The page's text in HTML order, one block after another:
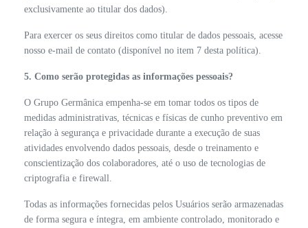
exclusivamente ao titular dos dados).
Para exercer os seus direitos como titular de dados pessoais, acesse
nosso e-mail de contato (disponível no item 7 desta política).
5. Como serão protegidas as informações pessoais?
O Grupo Germânica empenha-se em tomar todos os tipos de
medidas administrativas, técnicas e físicas de cunho preventivo em
relação à segurança e privacidade durante a execução de suas
atividades envolvendo dados pessoais, desde o treinamento e
conscientização dos colaboradores, até o uso de tecnologias de
criptografia e firewall.
Todas as informações fornecidas pelos Usuários serão armazenadas
de forma segura e íntegra, em ambiente controlado, monitorado e